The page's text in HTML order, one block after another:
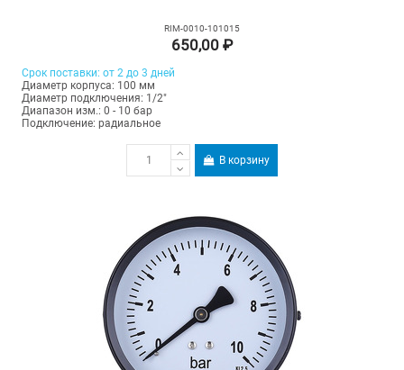
RIM-0010-101015
650,00 ₽
Срок поставки: от 2 до 3 дней
Диаметр корпуса: 100 мм
Диаметр подключения: 1/2"
Диапазон изм.: 0 - 10 бар
Подключение: радиальное
В корзину